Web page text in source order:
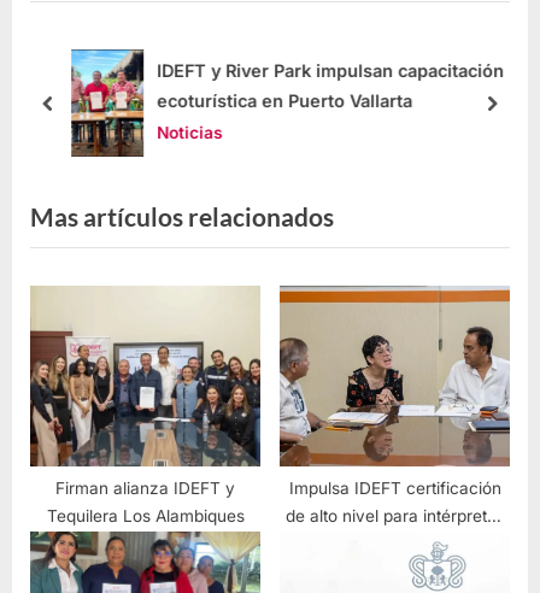
IDEFT y River Park impulsan capacitación
ecoturística en Puerto Vallarta
Noticias
Mas artículos relacionados
Firman alianza IDEFT y
Tequilera Los Alambiques
Impulsa IDEFT certificación
de alto nivel para intérpretes
de Lengua de Señas
Mexicana